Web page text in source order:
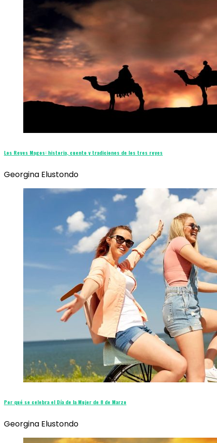
Los Reyes Magos: historia, cuento y tradiciones de los tres reyes
Georgina Elustondo
Por qué se celebra el Día de la Mujer de 8 de Marzo
Georgina Elustondo